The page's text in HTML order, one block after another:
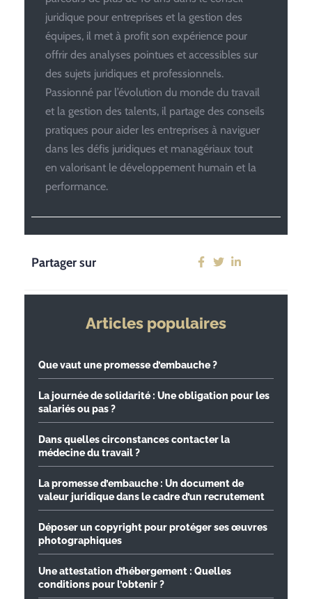
juridique pour entreprises et la gestion des
équipes, il met à profit son expérience pour
offrir des analyses pointues et accessibles sur
des sujets juridiques et professionnels.
Passionné par l’évolution du monde du travail
et la gestion des talents, il partage des conseils
pratiques pour aider les entreprises à naviguer
dans les défis juridiques et managériaux tout
en valorisant le développement humain et la
performance.
Partager sur
Articles populaires
Que vaut une promesse d’embauche ?
La journée de solidarité : Une obligation pour les
salariés ou pas ?
Dans quelles circonstances contacter la
médecine du travail ?
La promesse d’embauche : Un document de
valeur juridique dans le cadre d’un recrutement
Déposer un copyright pour protéger ses œuvres
photographiques
Une attestation d’hébergement : Quelles
conditions pour l’obtenir ?